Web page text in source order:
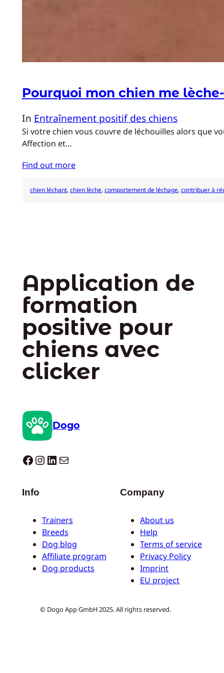
Pourquoi mon chien me
In Entraînement positif des chiens
Si votre chien vous couvre de léchouilles alors que
Affection et…
Find out more
chien léchant, chien lèche, comportement de léchage, contribuer à
Application de
formation
positive pour
chiens avec
clicker
Dogo
Dogo facebook InstagramLinkedIn E-mail
Info
Trainers
Breeds
Dog blog
Affiliate program
Dog products
Company
About us
Help
Terms of service
Privacy Policy
Imprint
EU project
© Dogo App GmbH 2025. All rights reserved.